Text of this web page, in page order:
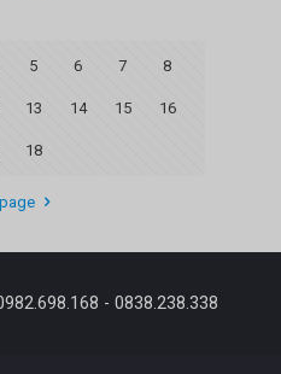
5 6 7 8
13 14 15 16
18
- 0838.238.338